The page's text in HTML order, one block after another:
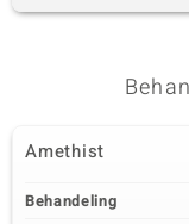
Amethist
Behandeling